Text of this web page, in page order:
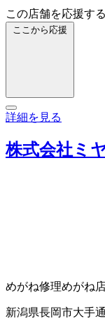
この店舗を応援する
ここから応援
詳細を見る
株式会社ミ
めがね修理めがね
新潟県長岡市大手